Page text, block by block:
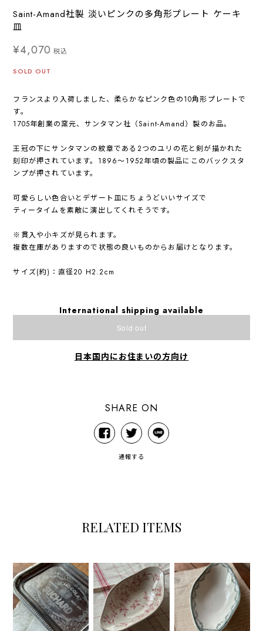
Saint-Amand社製 淡いピンクの多角形プレート ケーキ
皿
¥4,070 税込
SOLD OUT
フランスより入荷しました、柔らかなピンク色の10角形プレートで
す。
1705年創業の窯元、サンタマン社（Saint-Amand）製のお品。
王冠の下にサンタマンの紋章である2つのユリの花と剣が描かれた
刻印が押されています。1896～1952年頃の製品にこのバックスタ
ンプが押されています。
可愛らしい色合いとデザート皿にちょうどいいサイズで
ティータイムを素敵に演出してくれそうです。
※貫入や小キズが見られます。
複数在庫がありますので状態の良いものからお届けとなります。
サイズ(約)：直径20 H2.2cm
International shipping available
Sold out
日本国内にお住まいの方向け
SHARE ON
通報する
RELATED ITEMS